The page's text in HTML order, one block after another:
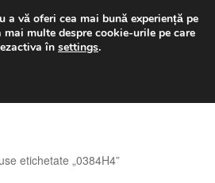
lei
4 p.m.031 229 6816
etichetate „0384H4”
a vă oferi cea mai bună experiență pe
multe despre cookie-urile pe care
în settings.